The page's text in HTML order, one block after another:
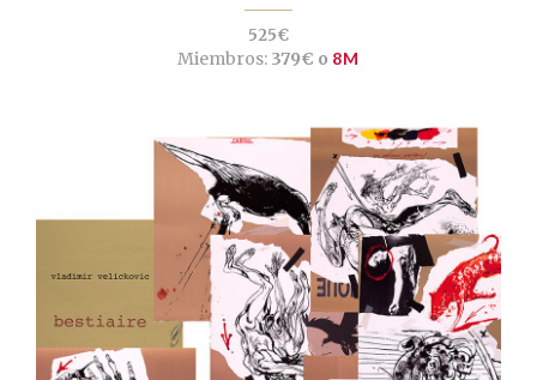
525€
Miembros: 379€ o 8M